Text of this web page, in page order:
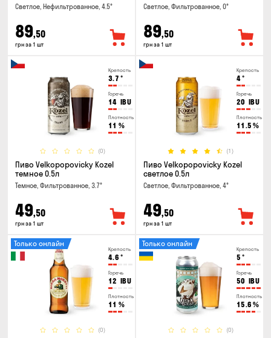
Светлое, Нефильтрованное, 4.5°
89,50
грн за 1 шт
Светлое, Фильтрованное, 0°
89,50
грн за 1 шт
Крепость
3.7 °
Горечь
14 IBU
Плотность
11 %
(0)
Пиво Velkopopovicky Kozel
темное 0.5л
Темное, Фильтрованное, 3.7°
49,50
грн за 1 шт
Крепость
4°
Горечь
20 IBU
Плотность
11.5 %
(1)
Пиво Velkopopovicky Kozel
светлое 0.5л
Светлое, Фильтрованное, 4°
49,50
грн за 1 шт
Крепость
4.6 °
Горечь
12 IBU
Плотность
11 %
(0)
Только онлайн
Крепость
5 °
Горечь
50 IBU
Плотность
15.6 %
(0)
Только онлайн